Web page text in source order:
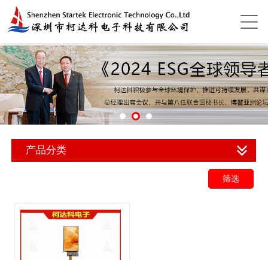
产品分类
筛选